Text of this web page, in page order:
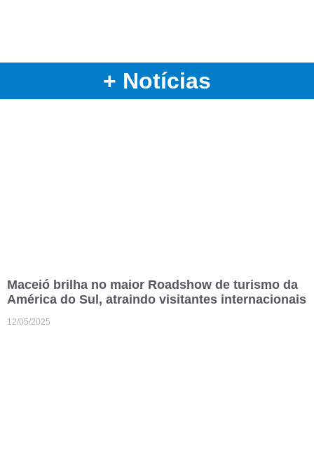
+ Notícias
Maceió brilha no maior Roadshow de turismo da
América do Sul, atraindo visitantes internacionais
12/05/2025